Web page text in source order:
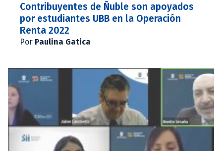
Contribuyentes de Ñuble son apoyados
por estudiantes UBB en la Operación
Renta 2022
Por Paulina Gatica